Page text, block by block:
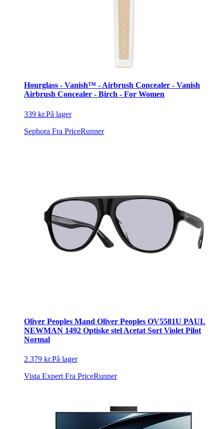
Hourglass - Vanish™ - Airbrush Concealer - Vanish
Airbrush Concealer - Birch - For Women
339 kr.På lager
Sephora Fra PriceRunner
Oliver Peoples Mand Oliver Peoples OV5581U PAUL
NEWMAN 1492 Optiske stel Acetat Sort Violet Pilot
Normal
2.379 kr.På lager
Vista Expert Fra PriceRunner